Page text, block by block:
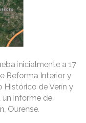
inicialmente a 17
Reforma Interior y
Histórico de Verín y
un informe de
Ourense.